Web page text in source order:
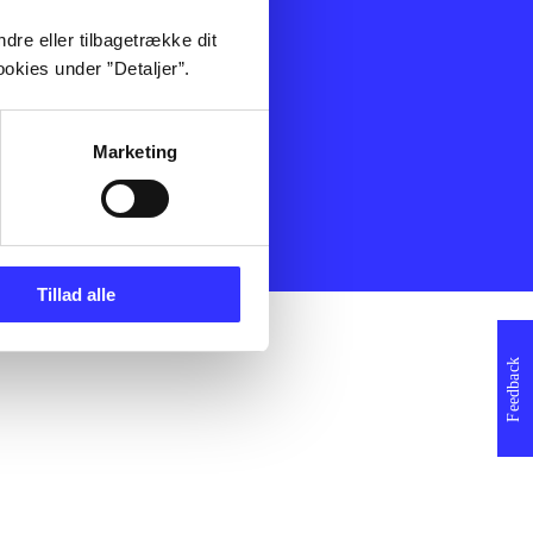
eller tilbagetrække dit
under ”Detaljer”.
Marketing
Tillad alle
Feedback
Film
Musik